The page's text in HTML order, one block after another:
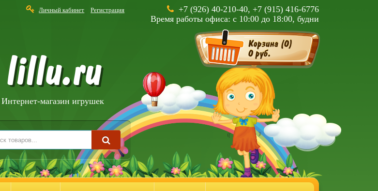
Личный кабинет Регистрация
+7 (926) 40-210-40, +7 (915) 416-6776
Время работы офиса: с 10:00 до 18:00, будни
lillu.ru
Интернет-магазин игрушек
Корзина (0)
0 руб.